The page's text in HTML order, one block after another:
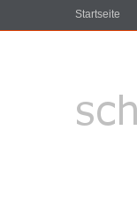
Startseite